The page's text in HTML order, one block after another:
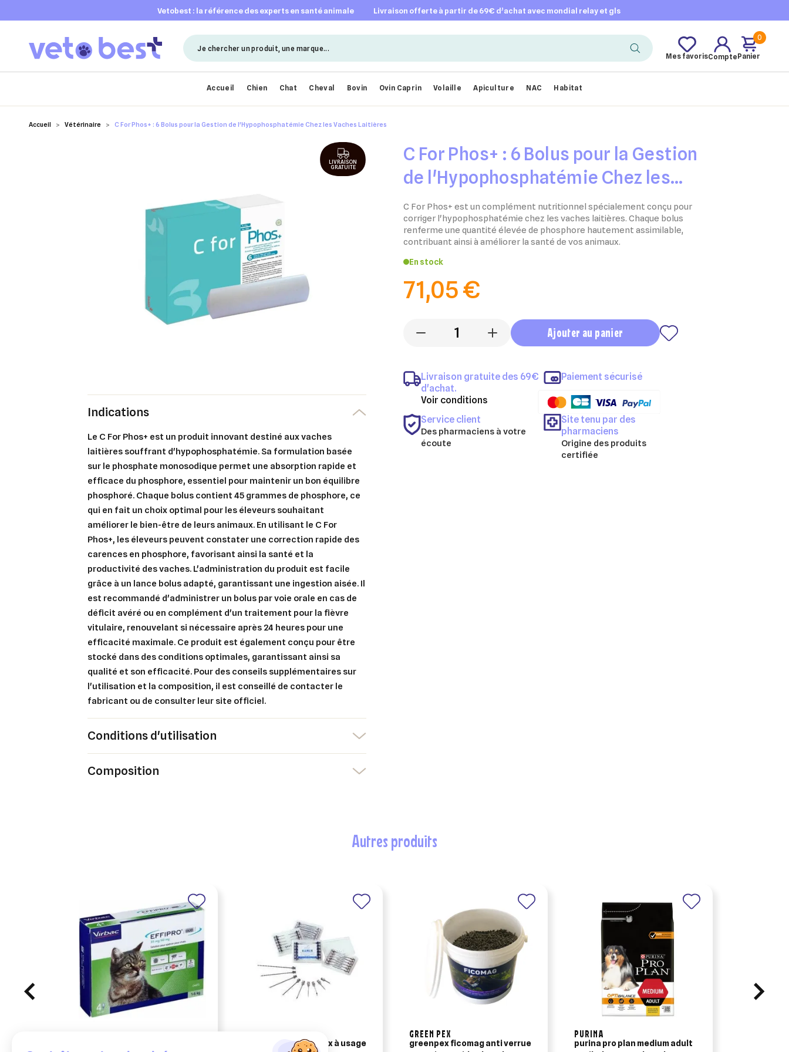
vetobest : la référence des experts en santé animale livraison offerte à partir de 69€ d’achat avec mondial relay et gls
Mes favorisCompte
0
Panier
Accueil Chien Chat Cheval Bovin Ovin Caprin Volaille Apiculture NAC Habitat
Accueil Vétérinaire C For Phos+ : 6 Bolus pour la Gestion de l'Hypophosphatémie Chez les Vaches Laitières
C For Phos+ : 6 Bolus pour la Gestion
de l'Hypophosphatémie Chez les
Vaches Laitières
C For Phos+ est un complément nutritionnel spécialement conçu pour
corriger l'hypophosphatémie chez les vaches laitières. Chaque bolus
renferme une quantité élevée de phosphore hautement assimilable,
contribuant ainsi à améliorer la santé de vos animaux.
En stock
71,05 €
- + Ajouter au panier
Livraison gratuite des 69€
d'achat.
Voir conditions
Paiement sécurisé
Service client
Des pharmaciens à votre
écoute
Site tenu par des
pharmaciens
Origine des produits
certifiée
LIVRAISON
GRATUITE
Indications
Le C For Phos+ est un produit innovant destiné aux vaches
laitières souffrant d'hypophosphatémie. Sa formulation basée
sur le phosphate monosodique permet une absorption rapide et
efficace du phosphore, essentiel pour maintenir un bon équilibre
phosphoré. Chaque bolus contient 45 grammes de phosphore, ce
qui en fait un choix optimal pour les éleveurs souhaitant
améliorer le bien-être de leurs animaux. En utilisant le C For
Phos+, les éleveurs peuvent constater une correction rapide des
carences en phosphore, favorisant ainsi la santé et la
productivité des vaches. L'administration du produit est facile
grâce à un lance bolus adapté, garantissant une ingestion aisée. Il
est recommandé d'administrer un bolus par voie orale en cas de
déficit avéré ou en complément d'un traitement pour la fièvre
vitulaire, renouvelant si nécessaire après 24 heures pour une
efficacité maximale. Ce produit est également conçu pour être
stocké dans des conditions optimales, garantissant ainsi sa
qualité et son efficacité. Pour des conseils supplémentaires sur
l'utilisation et la composition, il est conseillé de contacter le
fabricant ou de consulter leur site officiel.
Conditions d'utilisation
Composition
autres produits
aiguille triple biseaux à usage
GREEN PEX
greenpex ficomag anti verrue
PURINA
purina pro plan medium adult
Ajouter à ma liste d'envies
add_circle_outline Créer une nouvelle liste
Créer une liste d'envies
Nom de la liste d'envies
Vous devez être connecté pour ajouter des produits à votre liste d'envies.
Annuler Connexion